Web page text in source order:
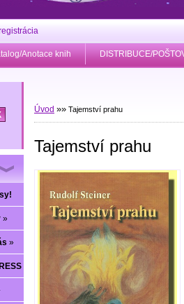
Anotace knih DISTRIBUCE/
»
»
Úvod »» Tajemství prahu
Tajemství prahu